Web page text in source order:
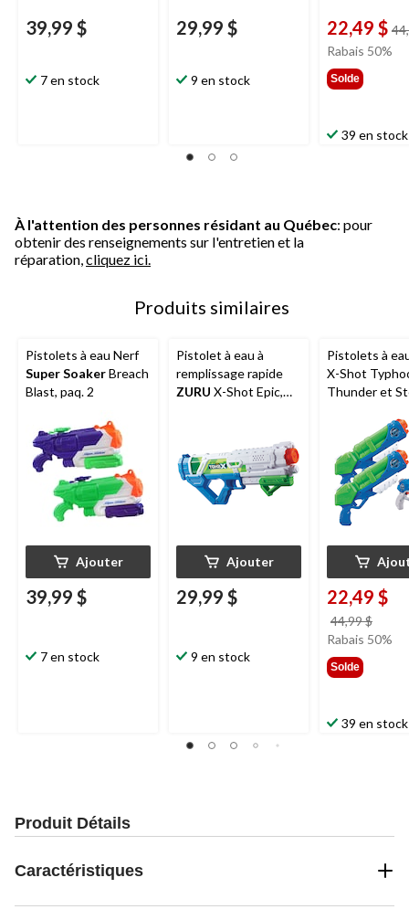
39,99 $
7 en stock
29,99 $
9 en stock
22,49 $
Rabais 50%
Solde
39 en stock
À l'attention des personnes résidant au Québec: pour
obtenir des renseignements sur l'entretien et la
réparation, cliquez ici.
Produits similaires
Pistolets à eau Nerf
Super SoakerBreach
Blast, paq. 2
Ajouter
39,99 $
7 en stock
Pistolet à eau à
remplissage rapide
ZURU X-Shot Epic,
Ajouter
29,99 $
9 en stock
Pistolets à
X-Shot
Thunder et
ans et plus,
22,49 $
44,99 $
était
Rabais 50%
Solde
39 en stock
Produit Détails
Caractéristiques